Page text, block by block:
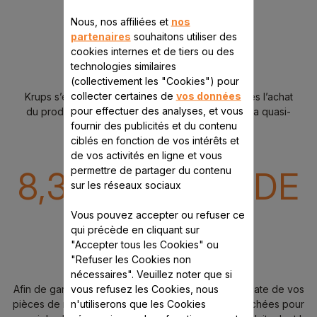
Krups s’engage à conserver pendant 15 ans après l’achat
du produit les pièces détachées techniques de la quasi-
totalité des produits*.
8,3 MILLIONS DE
PIÈCES
SUR PLUS DE 30 000 M²
Afin de garantir un maximum de disponibilité immédiate de vos
pièces de rechange, Krups stocke les pièces détachées pour
Nous, nos affiliées et nos
partenaires souhaitons utiliser des
cookies internes et de tiers ou des
technologies similaires
(collectivement les "Cookies") pour
collecter certaines de vos données
pour effectuer des analyses, et vous
fournir des publicités et du contenu
ciblés en fonction de vos intérêts et
de vos activités en ligne et vous
permettre de partager du contenu
sur les réseaux sociaux
Vous pouvez accepter ou refuser ce
qui précède en cliquant sur
"Accepter tous les Cookies" ou
"Refuser les Cookies non
nécessaires". Veuillez noter que si
vous refusez les Cookies, nous
n'utiliserons que les Cookies